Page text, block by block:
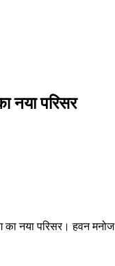
नया परिसर
नया परिसर। हवन मनोज